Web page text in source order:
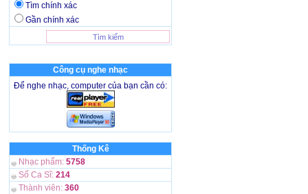
Tìm chính xác
Gần chính xác
Công cụ nghe nhạc
Để nghe nhạc, computer của bạn cần có:
Thống Kê
Nhạc phẩm: 5758
Số Ca Sĩ: 214
Thành viên: 360